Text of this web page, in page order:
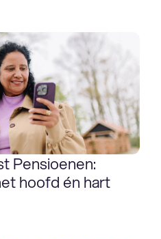
Pensioenen:
hoofd én hart